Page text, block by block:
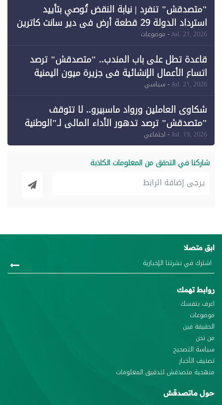
"متصدقش" تنفرد | نيابة النقض تُوصي بتأييد
استرداد الدولة 29 قطعة أرض في دير سانت كاترين
وقبول طعن الحكومة جزئيًا (1)
Jul. 21, 2026- موضوعات
قاعدة تطل على باب المندب.. "متصدقش" ترصد
اتساع الأعمال الإنشائية في جزيرة ميون اليمنية
Jul. 21, 2026- سياسي
شكاوى العاملين ورواد ماسبيرو.. لا تتوقف
"متصدقش" ترصد تدهور الأداء المالي لـ"الوطنية
للإعلام"
Jul. 19, 2026- اجتماعي
شاركنا في التحقق من المعلومات الكاذبة
ابق متصلا
روابط تهمك
اعرف بنفسك
موضوعات
الحقيقة فين
من نحن
سياسة التصحيح
تصنيف الأخبار
منهجية متصدقش لتدقيق المعلومات
حول ماتصدقش